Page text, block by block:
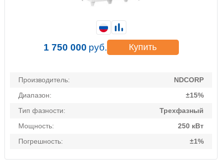
Производитель:
NDCORP
Диапазон:
±15%
Тип фазности:
Трехфазный
Мощность:
250 кВт
Погрешность:
±1%
1 750 000 руб. Купить